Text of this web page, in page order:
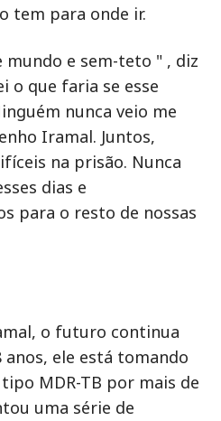
tem para onde ir.
mundo e sem-teto " , diz
o que faria se esse
nunca veio me
Iramal. Juntos,
na prisão. Nunca
dias e
para o resto de nossas
o futuro continua
ele está tomando
MDR-TB por mais de
uma série de